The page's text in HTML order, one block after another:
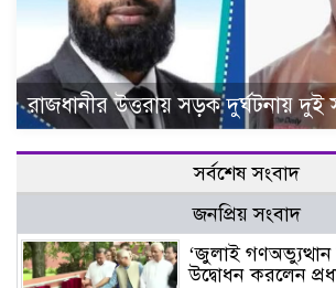
রাজধানীর উত্তরায় সড়ক দুর্ঘটনায় দুই
সর্বশেষ সংবাদ
জনপ্রিয় সংবাদ
‘জুলাই গণঅভ্যুত্থান
উদ্বোধন করলেন